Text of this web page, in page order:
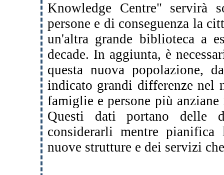
Knowledge Centre" servirà
persone e di conseguenza la
un'altra grande biblioteca a
decade. In aggiunta, è
questa nuova popolazione,
indicato grandi differenze nel
famiglie e persone più
Questi dati portano delle
considerarli mentre
nuove strutture e dei servizi